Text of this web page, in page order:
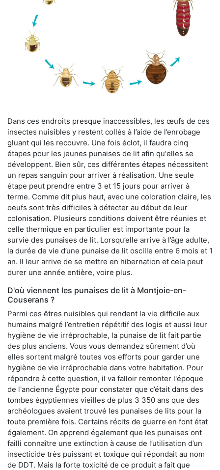
Dans ces endroits presque inaccessibles, les œufs de ces
insectes nuisibles y restent collés à l’aide de l’enrobage
gluant qui les recouvre. Une fois éclot, il faudra cinq
étapes pour les jeunes punaises de lit afin qu'elles se
développent. Bien sûr, ces différentes étapes nécessitent
un repas sanguin pour arriver à réalisation. Une seule
étape peut prendre entre 3 et 15 jours pour arriver à
terme. Comme dit plus haut, avec une coloration claire, les
oeufs sont très difficiles à détecter au début de leur
colonisation. Plusieurs conditions doivent être réunies et
celle thermique en particulier est importante pour la
survie des punaises de lit. Lorsqu’elle arrive à l’âge adulte,
la durée de vie d’une punaise de lit oscille entre 6 mois et 1
an. Il leur arrive de se mettre en hibernation et cela peut
durer une année entière, voire plus.
D'où viennent les punaises de lit à Montjoie-en-
Couserans ?
Parmi ces êtres nuisibles qui rendent la vie difficile aux
humains malgré l’entretien répétitif des logis et aussi leur
hygiène de vie irréprochable, la punaise de lit fait partie
des plus anciens. Vous vous demandez sûrement d’où
elles sortent malgré toutes vos efforts pour garder une
hygiène de vie irréprochable dans votre habitation. Pour
répondre à cette question, il va falloir remonter l'époque
de l'ancienne Égypte pour constater que c’était dans des
tombes égyptiennes vieilles de plus 3 350 ans que des
archéologues avaient trouvé les punaises de lits pour la
toute première fois. Certains récits de guerre en font état
également. On apprend également que les punaises ont
failli connaître une extinction à cause de l’utilisation d’un
insecticide très puissant et toxique qui répondait au nom
de DDT. Mais la forte toxicité de ce produit a fait que